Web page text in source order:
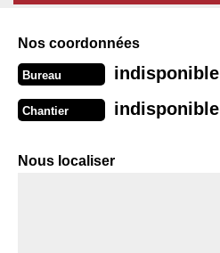
Nos coordonnées
Bureau indisponible
Chantier indisponible
Nous localiser